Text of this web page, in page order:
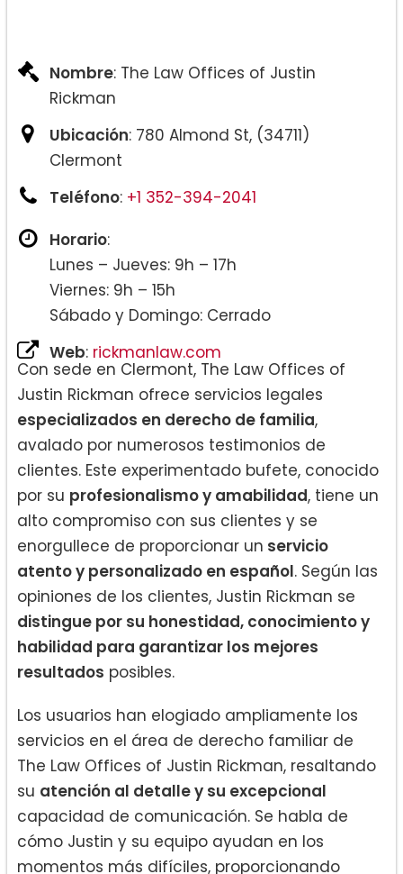
Nombre: The Law Offices of Justin
Rickman
Ubicación: 780 Almond St, (34711)
Clermont
Teléfono: +1 352-394-2041
Horario:
Lunes – Jueves: 9h – 17h
Viernes: 9h – 15h
Sábado y Domingo: Cerrado
Web: rickmanlaw.com
Con sede en Clermont, The Law Offices of
Justin Rickman ofrece servicios legales
especializados en derecho de familia,
avalado por numerosos testimonios de
clientes. Este experimentado bufete, conocido
por su profesionalismo y amabilidad, tiene un
alto compromiso con sus clientes y se
enorgullece de proporcionar un servicio
atento y personalizado en español. Según las
opiniones de los clientes, Justin Rickman se
distingue por su honestidad, conocimiento y
habilidad para garantizar los mejores
resultados posibles.
Los usuarios han elogiado ampliamente los
servicios en el área de derecho familiar de
The Law Offices of Justin Rickman, resaltando
su atención al detalle y su excepcional
capacidad de comunicación. Se habla de
cómo Justin y su equipo ayudan en los
momentos más difíciles, proporcionando